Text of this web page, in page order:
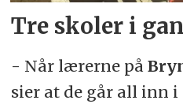
Tre skoler i
- Når lærerne på
sier at de går all inn i